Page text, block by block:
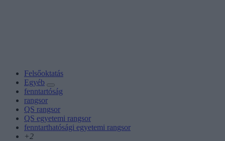
Felsőoktatás
Egyéb
fenntartóság
rangsor
QS rangsor
QS egyetemi rangsor
fenntarthatósági egyetemi rangsor
+2